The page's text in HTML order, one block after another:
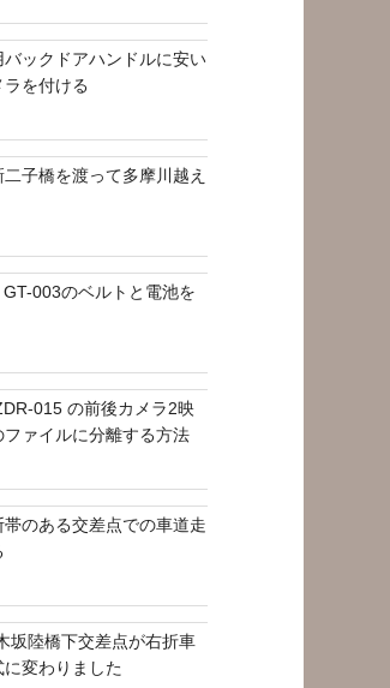
バックドアハンドルに安い
を付ける
二子橋を渡って多摩川越え
003のベルトと電池を
015 の前後カメラ2映
ファイルに分離する方法
帯のある交差点での車道走
坂陸橋下交差点が右折車
に変わりました